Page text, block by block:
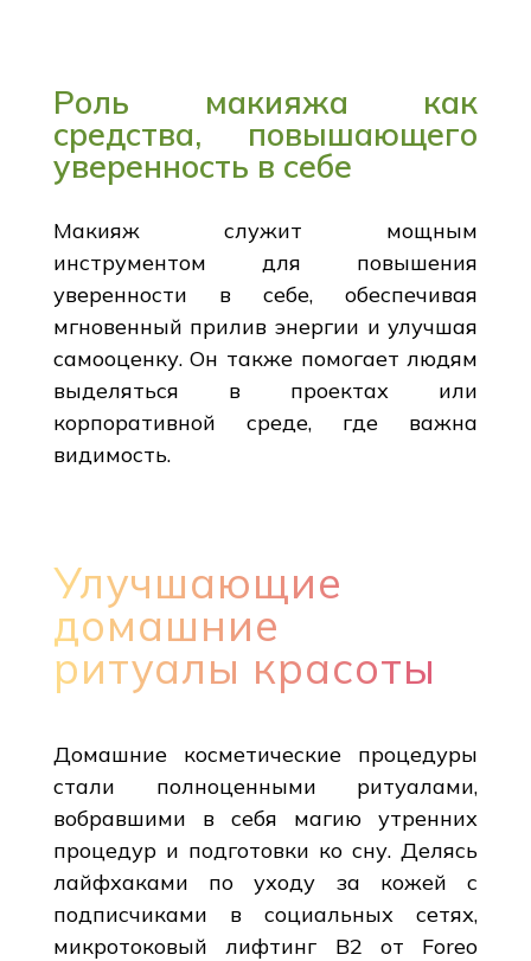
Роль макияжа как
средства, повышающего
уверенность в себе
Макияж служит мощным
инструментом для повышения
уверенности в себе, обеспечивая
мгновенный прилив энергии и улучшая
самооценку. Он также помогает людям
выделяться в проектах или
корпоративной среде, где важна
видимость.
Улучшающие
домашние
ритуалы красоты
Домашние косметические процедуры
стали полноценными ритуалами,
вобравшими в себя магию утренних
процедур и подготовки ко сну. Делясь
лайфхаками по уходу за кожей с
подписчиками в социальных сетях,
микротоковый лифтинг B2 от Foreo